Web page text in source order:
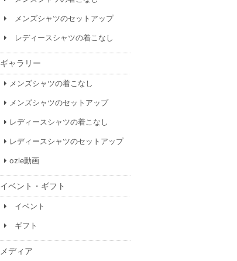
メンズシャツのセットアップ
レディースシャツの着こなし
ギャラリー
メンズシャツの着こなし
メンズシャツのセットアップ
レディースシャツの着こなし
レディースシャツのセットアップ
ozie動画
イベント・ギフト
イベント
ギフト
メディア